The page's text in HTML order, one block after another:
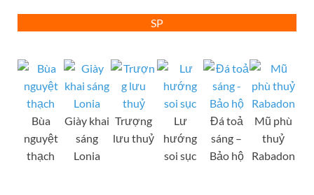
SP
Bùa
nguyệt
thạch
Giày khai
sáng
Lonia
Trượng
lưu thuỷ
Lư
hướng
soi sục
Đá toả
sáng –
Bảo hộ
Mũ phù
thuỷ
Rabadon